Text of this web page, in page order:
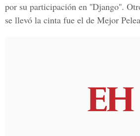
por su participación en ''Django''.
se llevó la cinta fue el de Mejor